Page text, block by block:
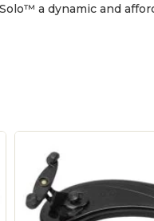
a dynamic and